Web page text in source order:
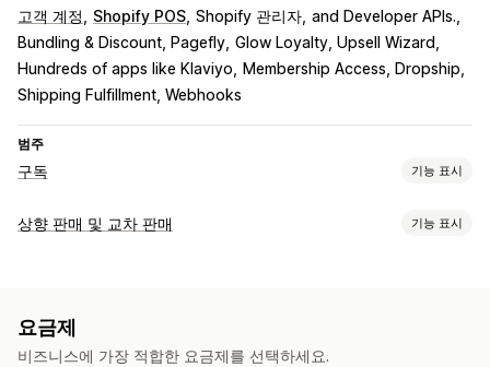
고객 계정 Shopify POS Shopify 관리자 and Developer APIs.
Bundling & Discount, Pagefly Glow Loyalty, Upsell Wizard
Hundreds of apps like Klaviyo
Membership Access, Dropship
Shipping Fulfillment, Webhooks
범주
구독 기능 표시
구독 유형
설정 가능한 가격
상향 판매 및 교차 판매 기능 표시
제안 및 권장 사항
요금제
비즈니스에 가장 적합한 요금제를 선택하세요.